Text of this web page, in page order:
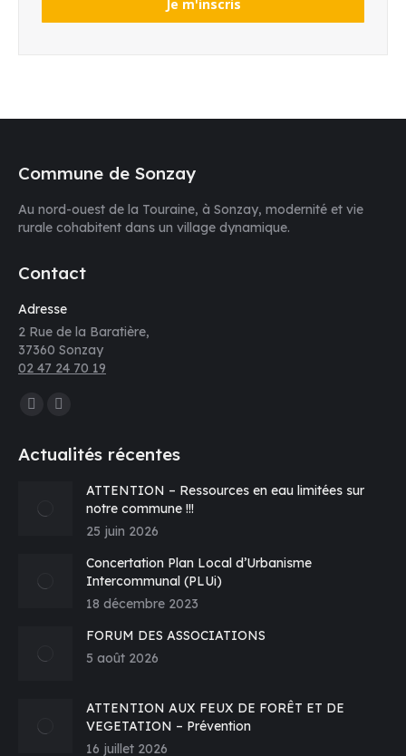
Commune de Sonzay
Au nord-ouest de la Touraine, à Sonzay, modernité et vie
rurale cohabitent dans un village dynamique.
Contact
Adresse
2 Rue de la Baratière,
37360 Sonzay
02 47 24 70 19
Trouvez nous sur :
Facebook
dans
E-
s'ouvre
dans
nouvelle
fenêtre
Actualités récentes
ATTENTION – Ressources en eau limitées sur
notre commune !!!
25 juin 2026
Concertation Plan Local d’Urbanisme
Intercommunal (PLUi)
18 décembre 2023
FORUM DES ASSOCIATIONS
5 août 2026
ATTENTION AUX FEUX DE FORÊT ET DE
VEGETATION – Prévention
16 juillet 2026